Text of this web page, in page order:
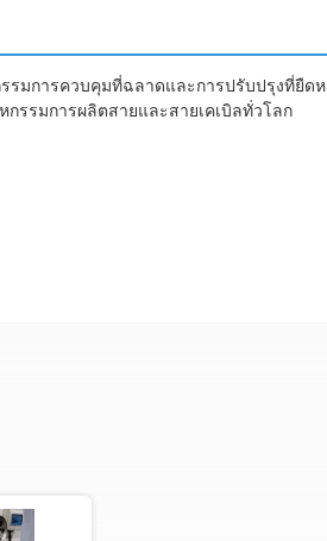
มการควบคุมที่ฉลาดและการปรับปรุงที่ยืด
รรมการผลิตสายและสายเคเบิลทั่วโลก